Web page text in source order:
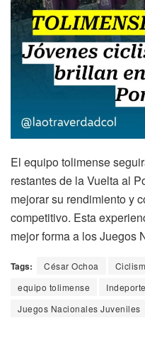
El equipo tolimense
restantes de la Vuelta al
mejorar su rendimiento y
competitivo. Esta
mejor forma a los Juegos
Tags: César Ochoa
equipo tolimense
Juegos Nacionales Juveniles